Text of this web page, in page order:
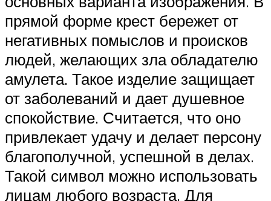
прямой форме крест бережет от
негативных помыслов и происков
людей, желающих зла обладателю
амулета. Такое изделие защищает
от заболеваний и дает душевное
спокойствие. Считается, что оно
привлекает удачу и делает персону
благополучной, успешной в делах.
Такой символ можно использовать
лицам любого возраста. Для